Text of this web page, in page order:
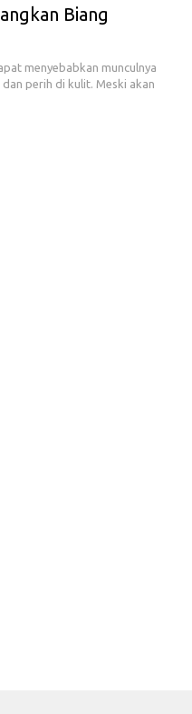
Biang
menyebabkan munculnya
perih di kulit. Meski akan